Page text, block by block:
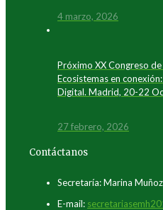
4 marzo, 2026
Próximo XX Congreso de
Ecosistemas en
Digital. Madrid, 20-22
27 febrero, 2026
Contáctanos
Secretaría: Marina
E-mail: